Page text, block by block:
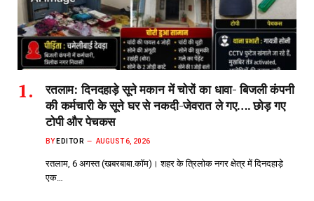
रतलाम: दिनदहाड़े सूने मकान में चोरों का धावा- बिजली कंपनी
की कर्मचारी के सूने घर से नकदी-जेवरात ले गए…. छोड़ गए
टोपी और पेचकस
BY EDITOR AUGUST 6, 2026
रतलाम, 6 अगस्त (खबरबाबा.कॉम)। शहर के त्रिलोक नगर क्षेत्र में दिनदहाड़े
एक…